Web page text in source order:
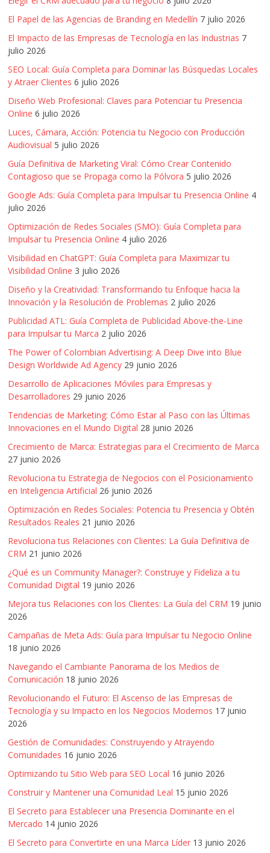
El Papel de las Agencias de Branding en Medellín 7 julio 2026
El Impacto de las Empresas de Tecnología en las Industrias 7
julio 2026
SEO Local: Guía Completa para Dominar las Búsquedas Locales
y Atraer Clientes 6 julio 2026
Diseño Web Profesional: Claves para Potenciar tu Presencia
Online 6 julio 2026
Luces, Cámara, Acción: Potencia tu Negocio con Producción
Audiovisual 5 julio 2026
Guía Definitiva de Marketing Viral: Cómo Crear Contenido
Contagioso que se Propaga como la Pólvora 5 julio 2026
Google Ads: Guía Completa para Impulsar tu Presencia Online 4
julio 2026
Optimización de Redes Sociales (SMO): Guía Completa para
Impulsar tu Presencia Online 4 julio 2026
Visibilidad en ChatGPT: Guía Completa para Maximizar tu
Visibilidad Online 3 julio 2026
Diseño y la Creatividad: Transformando tu Enfoque hacia la
Innovación y la Resolución de Problemas 2 julio 2026
Publicidad ATL: Guía Completa de Publicidad Above-the-Line
para Impulsar tu Marca 2 julio 2026
The Power of Colombian Advertising: A Deep Dive into Blue
Design Worldwide Ad Agency 29 junio 2026
Desarrollo de Aplicaciones Móviles para Empresas y
Desarrolladores 29 junio 2026
Tendencias de Marketing: Cómo Estar al Paso con las Últimas
Innovaciones en el Mundo Digital 28 junio 2026
Crecimiento de Marca: Estrategias para el Crecimiento de Marca
27 junio 2026
Revoluciona tu Estrategia de Negocios con el Posicionamiento
en Inteligencia Artificial 26 junio 2026
Optimización en Redes Sociales: Potencia tu Presencia y Obtén
Resultados Reales 21 junio 2026
Revoluciona tus Relaciones con Clientes: La Guía Definitiva de
CRM 21 junio 2026
¿Qué es un Community Manager?: Construye y Fideliza a tu
Comunidad Digital 19 junio 2026
Mejora tus Relaciones con los Clientes: La Guía del CRM 19 junio
2026
Campañas de Meta Ads: Guía para Impulsar tu Negocio Online
18 junio 2026
Navegando el Cambiante Panorama de los Medios de
Comunicación 18 junio 2026
Revolucionando el Futuro: El Ascenso de las Empresas de
Tecnología y su Impacto en los Negocios Modernos 17 junio
2026
Gestión de Comunidades: Construyendo y Atrayendo
Comunidades 16 junio 2026
Optimizando tu Sitio Web para SEO Local 16 junio 2026
Construir y Mantener una Comunidad Leal 15 junio 2026
El Secreto para Establecer una Presencia Dominante en el
Mercado 14 junio 2026
El Secreto para Convertirte en una Marca Líder 13 junio 2026